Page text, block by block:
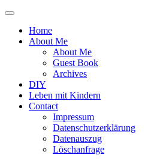
Menü
oder
ausblenden
Home
About Me
About Me
Guest Book
Archives
DIY
Leben mit Kindern
Contact
Impressum
Datenschutzerklärung
Datenauszug
Löschanfrage